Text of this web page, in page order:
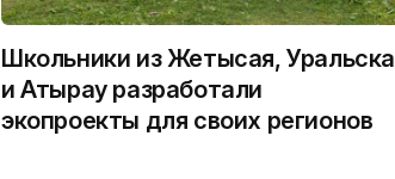
Школьники из Жетысая, Уральска
и Атырау разработали
экопроекты для своих регионов